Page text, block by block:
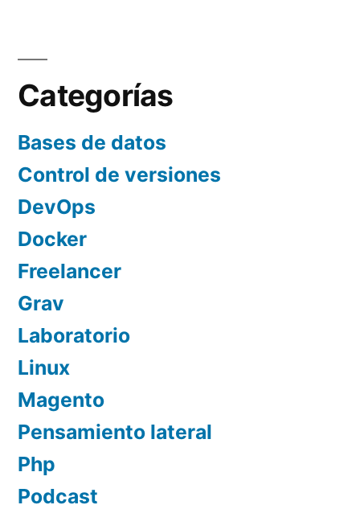
Cliente
prioridad»
de
entradas
Categorías
Bases de datos
Control de versiones
DevOps
Docker
Freelancer
Grav
Laboratorio
Linux
Magento
Pensamiento lateral
Php
Podcast